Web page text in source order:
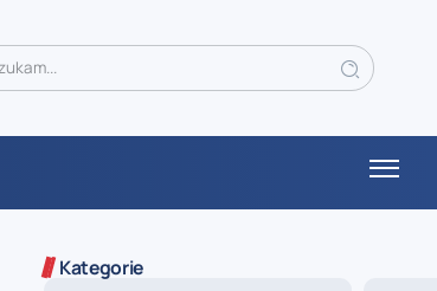
Kategorie